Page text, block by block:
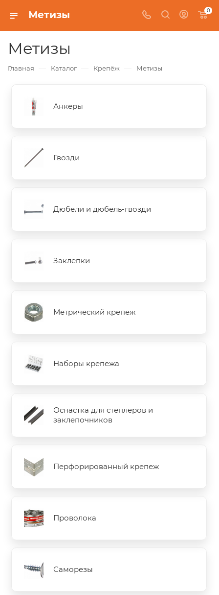
Метизы 0
Метизы
Главная — Каталог — Крепёж — Метизы
Анкеры
Гвозди
Дюбели и дюбель-гвозди
Заклепки
Метрический крепеж
Наборы крепежа
Оснастка для степлеров и
заклепочников
Перфорированный крепеж
Проволока
Саморезы